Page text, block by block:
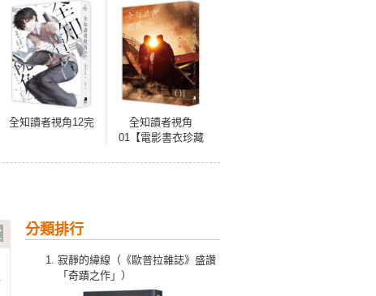
全知讀者視角12完
全知讀者視角
01【電影書衣珍藏
分類排行
寂靜的緯線（《歐普拉雜誌》盛讚
「奇蹟之作」）